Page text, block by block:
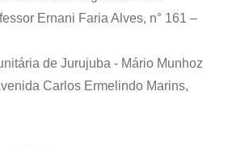
Ernani Faria Alves, n° 161 –
de Jurujuba - Mário Munhoz
Carlos Ermelindo Marins,